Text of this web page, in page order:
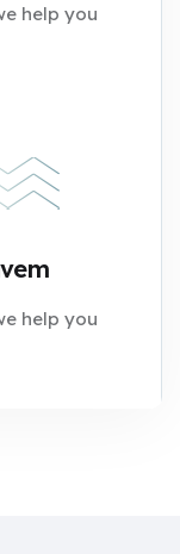
help you
help you